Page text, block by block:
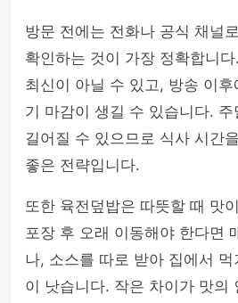
방문 전에는 전화나 공식 채널
확인하는 것이 가장 정확합니
최신이 아닐 수 있고, 방송 이
기 마감이 생길 수 있습니다. 주
길어질 수 있으므로 식사 시간
좋은 전략입니다.
또한 육전덮밥은 따뜻할 때 맛
포장 후 오래 이동해야 한다면
나, 소스를 따로 받아 집에서
이 낫습니다. 작은 차이가 맛의